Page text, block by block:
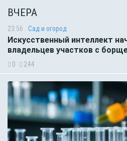
ВЧЕРА
23:56 Сад и огород
Искусственный интеллект
владельцев участков с
0 244